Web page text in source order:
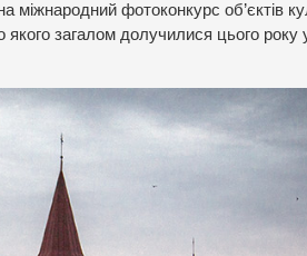
міжнародний фотоконкурс об’єктів
якого загалом долучилися цього